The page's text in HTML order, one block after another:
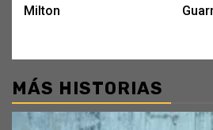
Milton
MÁS HISTORIAS